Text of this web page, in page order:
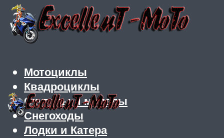
Мотоциклы
Квадроциклы
Скутеры и мопеды
Снегоходы
Лодки и Катера